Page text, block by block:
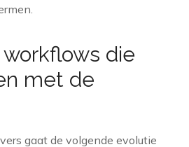
die
met de
gaat de volgende evolutie